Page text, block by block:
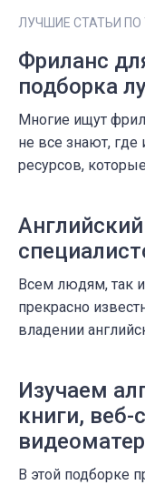
ЛУЧШИЕ СТАТЬИ ПО
Фриланс
подборка
Многие ищут
не все знают, где
ресурсов,
Всем людям, так
прекрасно
владении
Изучаем
книги,
В этой подборке